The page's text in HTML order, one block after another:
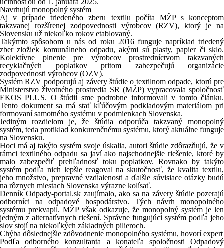
účinnosťou od 1. januára 2025.
Navrhujú monopolný systém
Aj v prípade triedeného zberu textilu počíta MŽP s konceptom
takzvanej rozšírenej zodpovednosti výrobcov (RZV), ktorý je na
Slovensku už niekoľko rokov etablovaný.
Takýmto spôsobom u nás od roku 2016 funguje napríklad triedený
zber zložiek komunálneho odpadu, akými sú plasty, papier či sklo.
Kolektívne plnenie pre výrobcov prostredníctvom takzvaných
recyklačných poplatkov pritom zabezpečujú organizácie
zodpovednosti výrobcov (OZV).
Systém RZV podporujú aj závery štúdie o textilnom odpade, ktorú pre
Ministerstvo životného prostredia SR (MŽP) vypracovala spoločnosť
EKOS PLUS. O štúdii sme podrobne informovali v tomto článku.
Tento dokument sa má stať kľúčovým podkladovým materiálom pri
formovaní samotného systému v podmienkach Slovenska.
Jediným rozdielom je, že štúdia odporúča takzvaný monopolný
systém, teda protiklad konkurenčnému systému, ktorý aktuálne funguje
na Slovensku.
Hoci má aj takýto systém svoje úskalia, autori štúdie zdôrazňujú, že v
rámci textilného odpadu sa javí ako najschodnejšie riešenie, ktoré by
malo zabezpečiť prehľadnosť toku poplatkov. Rovnako by takýto
systém podľa nich lepšie reagoval na skutočnosť, že kvalita textilu,
jeho množstvo, prepravné vzdialenosti a ďalšie súvisiace otázky budú
na rôznych miestach Slovenska výrazne kolísať.
Denník Odpady-portal.sk zaujímalo, ako sa na závery štúdie pozerajú
odborníci na odpadové hospodárstvo. Tých návrh monopolného
systému prekvapil. MŽP však odkazuje, že monopolný systém je len
jedným z alternatívnych riešení. Správne fungujúci systém podľa jeho
slov stojí na niekoľkých základných pilieroch.
Chýba dôslednejšie zdôvodnenie monopolného systému, hovorí expert
Podľa odborného konzultanta a konateľa spoločnosti Odpadový